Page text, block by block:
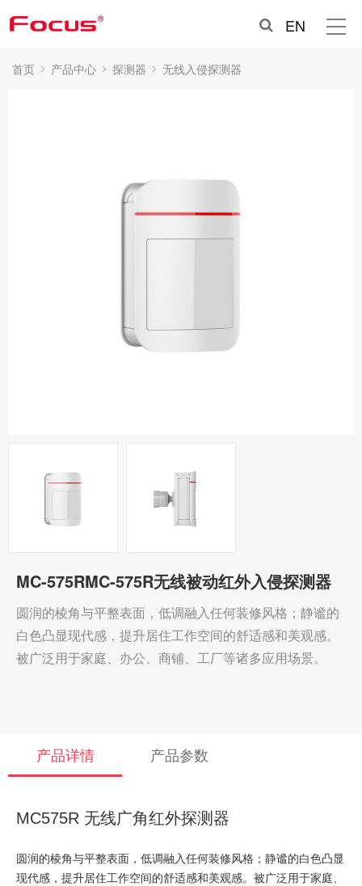
EN
首页 产品中心 探测器 无线入侵探测器
MC-575RMC-575R无线被动红外入侵探测器
圆润的棱角与平整表面，低调融入任何装修风格；静谧的
白色凸显现代感，提升居住工作空间的舒适感和美观感。
被广泛用于家庭、办公、商铺、工厂等诸多应用场景。
产品详情 产品参数
MC575R 无线广角红外探测器
圆润的棱角与平整表面，低调融入任何装修风格；静谧的白色凸显
现代感，提升居住工作空间的舒适感和美观感。被广泛用于家庭、